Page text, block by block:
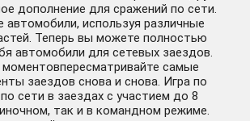
дополнение для сражений по сети.
автомобили, используя различные
Теперь вы можете полностью
автомобили для сетевых заездов.
самые
заездов снова и снова. Игра по
сети в заездах с участием до 8
так и в командном режиме.